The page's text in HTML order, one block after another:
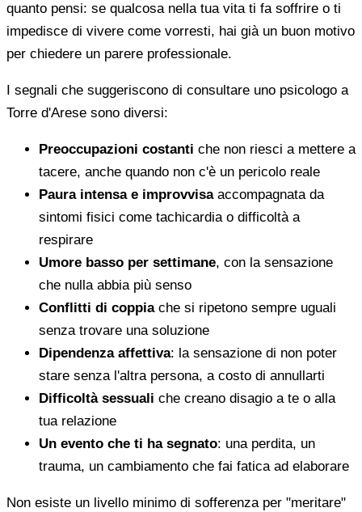
quanto pensi: se qualcosa nella tua vita ti fa soffrire o ti
impedisce di vivere come vorresti, hai già un buon motivo
per chiedere un parere professionale.
I segnali che suggeriscono di consultare uno psicologo a
Torre d'Arese sono diversi:
Preoccupazioni costanti che non riesci a mettere a
tacere, anche quando non c'è un pericolo reale
Paura intensa e improvvisaaccompagnata da
sintomi fisici come tachicardia o difficoltà a
respirare
Umore basso per settimane, con la sensazione
che nulla abbia più senso
Conflitti di coppiache si ripetono sempre uguali
senza trovare una soluzione
Dipendenza affettiva: la sensazione di non poter
stare senza l'altra persona, a costo di annullarti
Difficoltà sessuali che creano disagio a te o alla
tua relazione
Un evento che ti ha segnato: una perdita, un
trauma, un cambiamento che fai fatica ad elaborare
Non esiste un livello minimo di sofferenza per "meritare"